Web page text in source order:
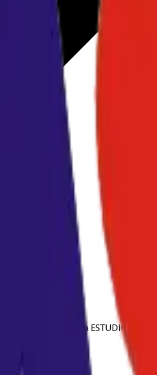
550/650/810. Toshiba ESTUDIO